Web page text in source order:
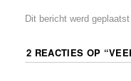
Dit bericht werd
2 REACTIES OP “